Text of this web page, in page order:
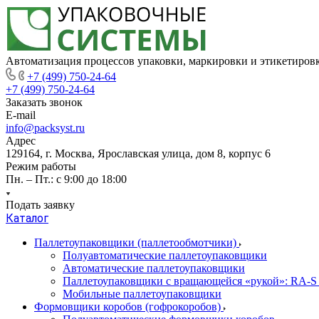
Автоматизация процессов упаковки, маркировки и
+7 (499) 750-24-64
+7 (499) 750-24-64
Заказать звонок
E-mail
info@packsyst.ru
Адрес
129164, г. Москва, Ярославская улица, дом 8, корпус 6
Режим работы
Пн. – Пт.: с 9:00 до 18:00
Подать заявку
Каталог
Паллетоупаковщики (паллетообмотчики)
Полуавтоматические паллетоупаковщики
Автоматические паллетоупаковщики
Паллетоупаковщики с вращающейся «рукой»: RA-
Мобильные паллетоупаковщики
Формовщики коробов (гофрокоробов)